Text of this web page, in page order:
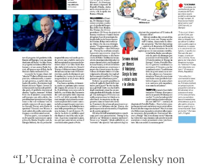
“L’Ucraina è corrotta Zelensky non